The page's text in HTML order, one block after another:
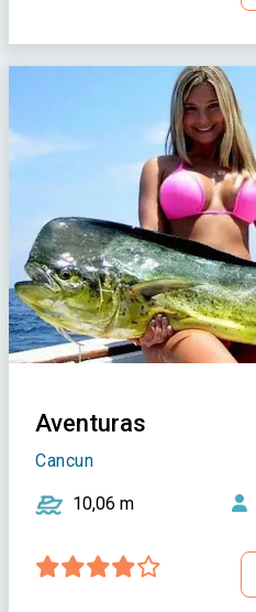
Aventuras
Cancun
10,06 m